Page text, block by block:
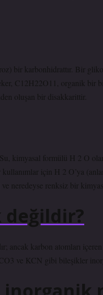
bir karbonhidrattır. Bir
C12H22O11, organik bir
oluşan bir disakkarittir.
kimyasal formülü H 2 O
için H 2 O’ya
neredeyse renksiz bir
değildir?
ancak karbon atomları
ve KCN gibi bileşikler